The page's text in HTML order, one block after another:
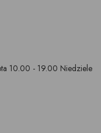
10.00 - 19.00 Niedziele